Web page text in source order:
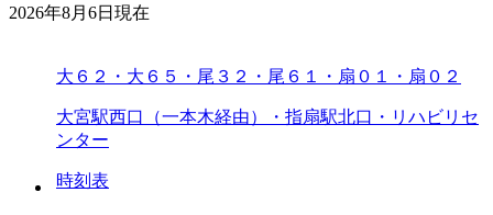
2026年8月6日 現在
大６２・大６５・尾３２・尾６１・扇０１・扇０２
大宮駅西口（一本木経由）・指扇駅北口・リハビリセ
ンター
時刻表